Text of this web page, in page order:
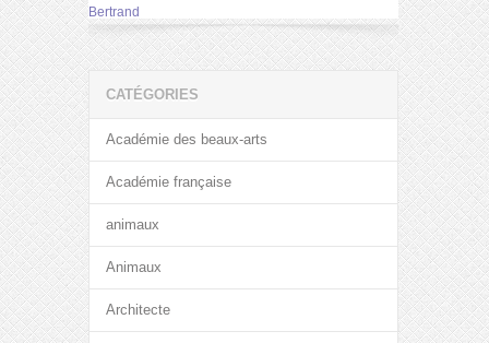
Bertrand
CATÉGORIES
Académie des beaux-arts
Académie française
animaux
Animaux
Architecte